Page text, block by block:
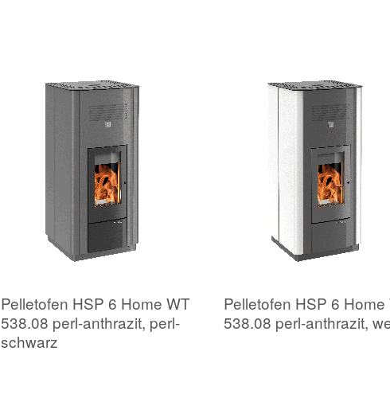
Pelletofen HSP 6 Home WT
538.08 perl-anthrazit, perl-
schwarz
Pelletofen HSP 6 Home
538.08 perl-anthrazit,